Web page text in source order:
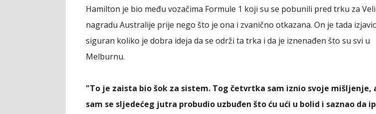
Hamilton je bio među vozačima Formule 1 koji su se pobunili pred trku za
nagradu Australije prije nego što je ona i zvanično otkazana. On je tada
siguran koliko je dobra ideja da se održi ta trka i da je iznenađen što su svi u
Melburnu.
"To je zaista bio šok za sistem. Tog četvrtka sam iznio svoje mišljenje,
sam se sljedećeg jutra probudio uzbuđen što ću ući u bolid i saznao da